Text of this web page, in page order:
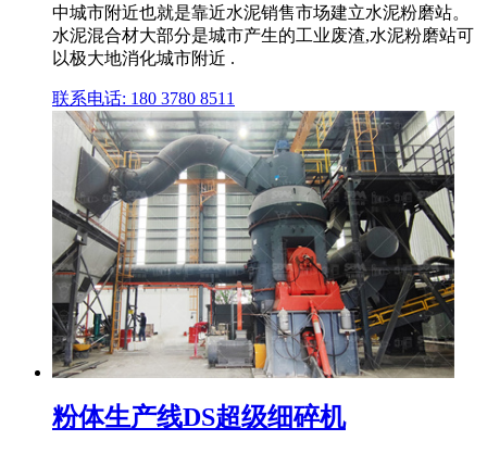
中城市附近也就是靠近水泥销售市场建立水泥粉磨站。
水泥混合材大部分是城市产生的工业废渣,水泥粉磨站可
以极大地消化城市附近 .
联系电话: 180 3780 8511
粉体生产线DS超级细碎机